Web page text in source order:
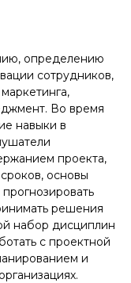
определению
сотрудников,
Во время
навыки в
проекта,
основы
решения
набор дисциплин
с проектной
и